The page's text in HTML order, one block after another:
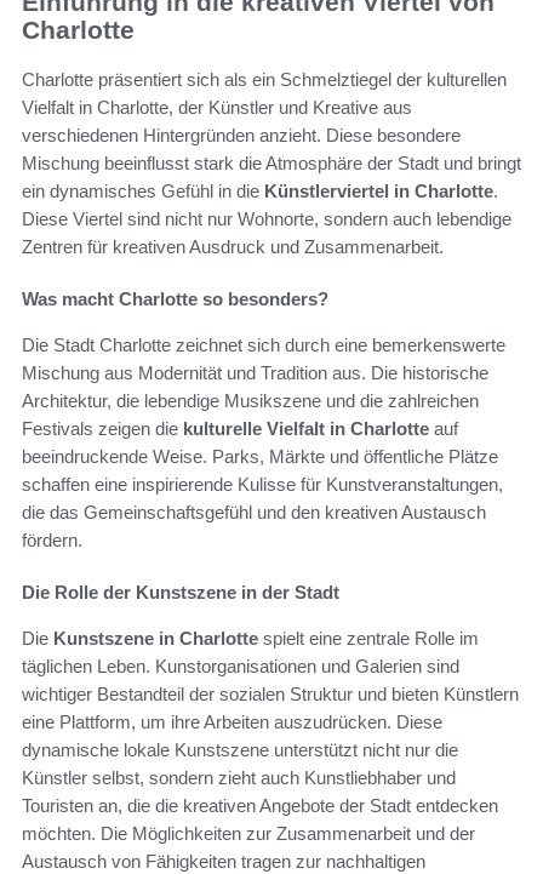
Charlotte
Charlotte präsentiert sich als ein Schmelztiegel der kulturellen
Vielfalt in Charlotte, der Künstler und Kreative aus
verschiedenen Hintergründen anzieht. Diese besondere
Mischung beeinflusst stark die Atmosphäre der Stadt und bringt
ein dynamisches Gefühl in die Künstlerviertel in Charlotte.
Diese Viertel sind nicht nur Wohnorte, sondern auch lebendige
Zentren für kreativen Ausdruck und Zusammenarbeit.
Was macht Charlotte so besonders?
Die Stadt Charlotte zeichnet sich durch eine bemerkenswerte
Mischung aus Modernität und Tradition aus. Die historische
Architektur, die lebendige Musikszene und die zahlreichen
Festivals zeigen die kulturelle Vielfalt in Charlotte auf
beeindruckende Weise. Parks, Märkte und öffentliche Plätze
schaffen eine inspirierende Kulisse für Kunstveranstaltungen,
die das Gemeinschaftsgefühl und den kreativen Austausch
fördern.
Die Rolle der Kunstszene in der Stadt
Die Kunstszene in Charlotte spielt eine zentrale Rolle im
täglichen Leben. Kunstorganisationen und Galerien sind
wichtiger Bestandteil der sozialen Struktur und bieten Künstlern
eine Plattform, um ihre Arbeiten auszudrücken. Diese
dynamische lokale Kunstszene unterstützt nicht nur die
Künstler selbst, sondern zieht auch Kunstliebhaber und
Touristen an, die die kreativen Angebote der Stadt entdecken
möchten. Die Möglichkeiten zur Zusammenarbeit und der
Austausch von Fähigkeiten tragen zur nachhaltigen